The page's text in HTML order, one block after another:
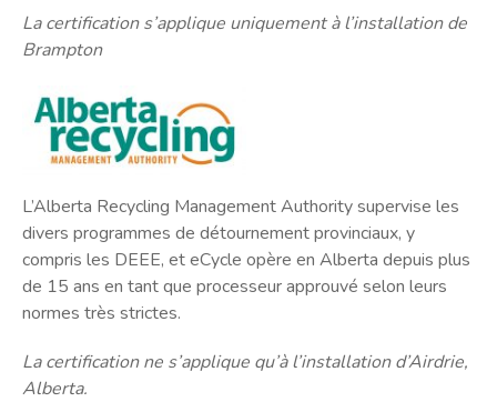
La certification s’applique uniquement à l’installation de
Brampton
L’Alberta Recycling Management Authority supervise les
divers programmes de détournement provinciaux, y
compris les DEEE, et eCycle opère en Alberta depuis plus
de 15 ans en tant que processeur approuvé selon leurs
normes très strictes.
La certification ne s’applique qu’à l’installation d’Airdrie,
Alberta.